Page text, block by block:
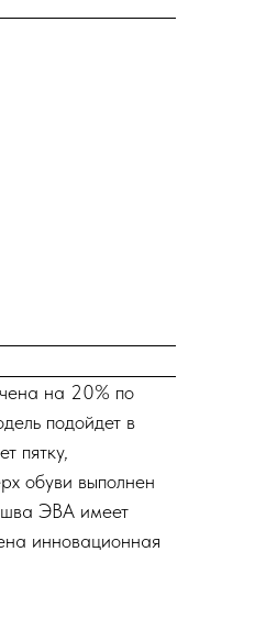
на 20% по
подойдет в
пятку,
обуви выполнен
ЭВА имеет
инновационная